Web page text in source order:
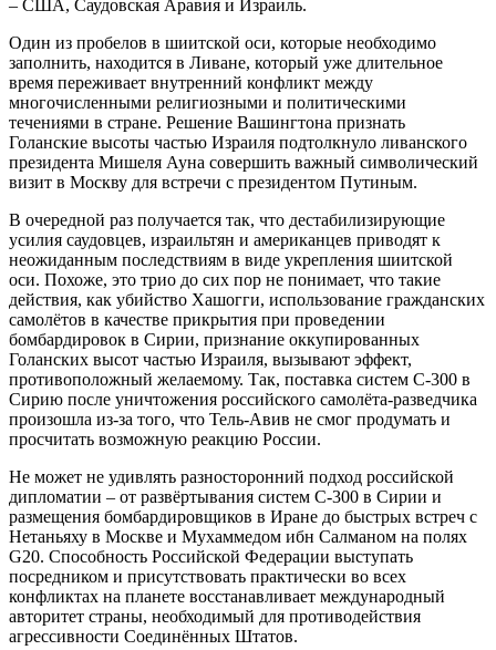
– США, Саудовская Аравия и Израиль.
Один из пробелов в шиитской оси, которые необходимо
заполнить, находится в Ливане, который уже длительное
время переживает внутренний конфликт между
многочисленными религиозными и политическими
течениями в стране. Решение Вашингтона признать
Голанские высоты частью Израиля подтолкнуло ливанского
президента Мишеля Ауна совершить важный символический
визит в Москву для встречи с президентом Путиным.
В очередной раз получается так, что дестабилизирующие
усилия саудовцев, израильтян и американцев приводят к
неожиданным последствиям в виде укрепления шиитской
оси. Похоже, это трио до сих пор не понимает, что такие
действия, как убийство Хашогги, использование гражданских
самолётов в качестве прикрытия при проведении
бомбардировок в Сирии, признание оккупированных
Голанских высот частью Израиля, вызывают эффект,
противоположный желаемому. Так, поставка систем С-300 в
Сирию после уничтожения российского самолёта-разведчика
произошла из-за того, что Тель-Авив не смог продумать и
просчитать возможную реакцию России.
Не может не удивлять разносторонний подход российской
дипломатии – от развёртывания систем С-300 в Сирии и
размещения бомбардировщиков в Иране до быстрых встреч с
Нетаньяху в Москве и Мухаммедом ибн Салманом на полях
G20. Способность Российской Федерации выступать
посредником и присутствовать практически во всех
конфликтах на планете восстанавливает международный
авторитет страны, необходимый для противодействия
агрессивности Соединённых Штатов.